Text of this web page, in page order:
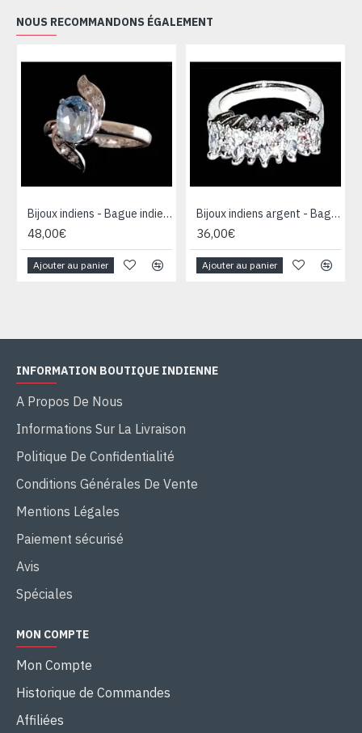
NOUS RECOMMANDONS ÉGALEMENT
Bijoux indiens - Bague indienne rhodiée Topaze
48,00€
Ajouter au panier
Bijoux indiens argent - Bague indienne oxyde de Zirconium
36,00€
Ajouter au panier
INFORMATION BOUTIQUE INDIENNE
A Propos De Nous
Informations Sur La Livraison
Politique De Confidentialité
Conditions Générales De Vente
Mentions Légales
Paiement sécurisé
Avis
Spéciales
MON COMPTE
Mon Compte
Historique de Commandes
Affiliées